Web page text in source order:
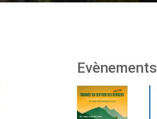
Evènements